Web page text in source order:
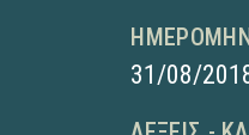
31/08/